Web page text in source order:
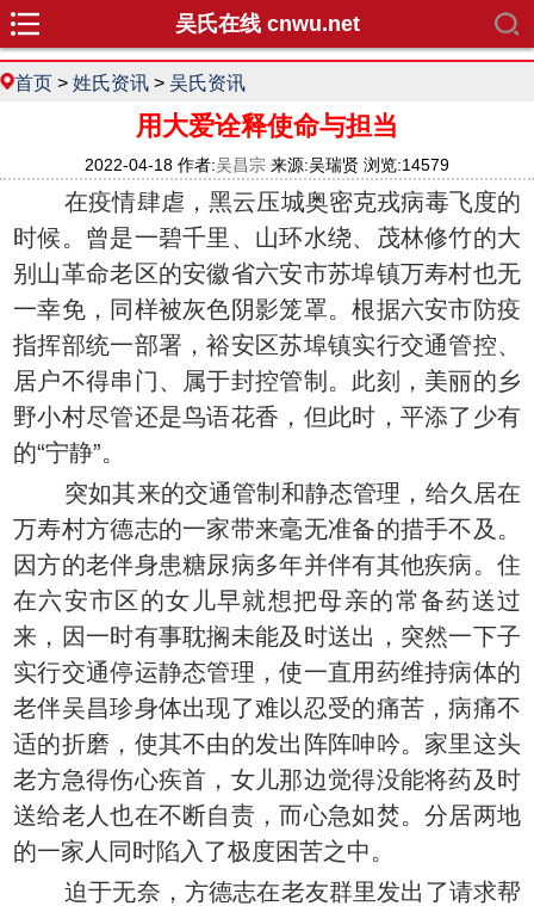
吴氏在线 cnwu.net
首页 > 姓氏资讯 > 吴氏资讯
用大爱诠释使命与担当
2022-04-18 作者:吴昌宗 来源:吴瑞贤 浏览:14579
在疫情肆虐，黑云压城奥密克戎病毒飞度的
时候。曾是一碧千里、山环水绕、茂林修竹的大
别山革命老区的安徽省六安市苏埠镇万寿村也无
一幸免，同样被灰色阴影笼罩。根据六安市防疫
指挥部统一部署，裕安区苏埠镇实行交通管控、
居户不得串门、属于封控管制。此刻，美丽的乡
野小村尽管还是鸟语花香，但此时，平添了少有
的“宁静”。
突如其来的交通管制和静态管理，给久居在
万寿村方德志的一家带来毫无准备的措手不及。
因方的老伴身患糖尿病多年并伴有其他疾病。住
在六安市区的女儿早就想把母亲的常备药送过
来，因一时有事耽搁未能及时送出，突然一下子
实行交通停运静态管理，使一直用药维持病体的
老伴吴昌珍身体出现了难以忍受的痛苦，病痛不
适的折磨，使其不由的发出阵阵呻吟。家里这头
老方急得伤心疾首，女儿那边觉得没能将药及时
送给老人也在不断自责，而心急如焚。分居两地
的一家人同时陷入了极度困苦之中。
迫于无奈，方德志在老友群里发出了请求帮